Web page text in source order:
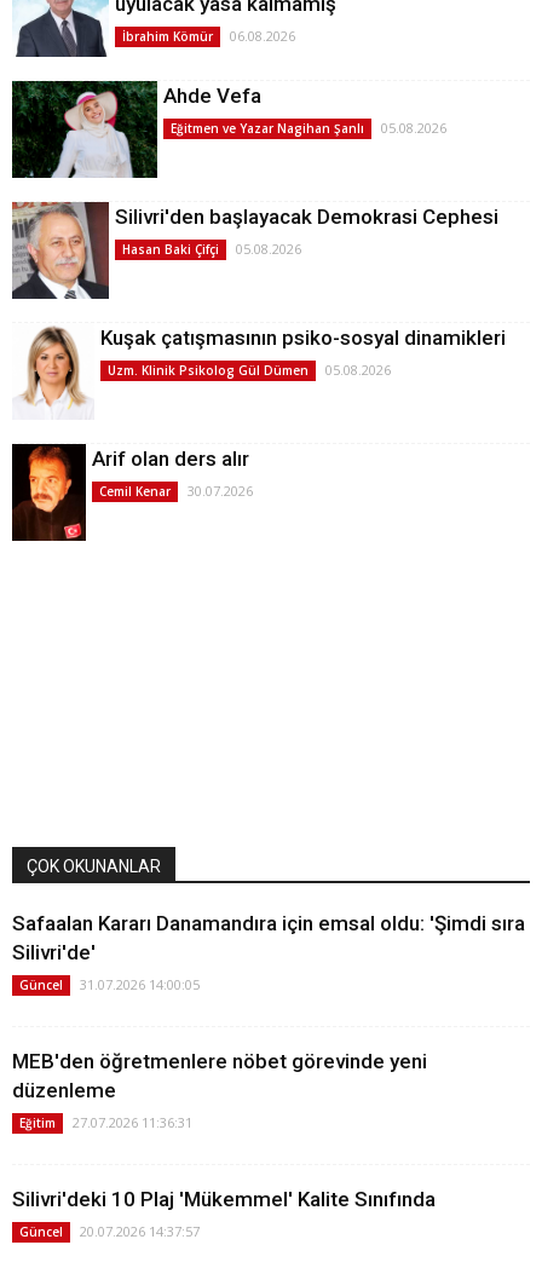
İbrahim Kömür 06.08.2026
Ahde Vefa
Eğitmen ve Yazar Nagihan Şanlı 05.08.2026
Silivri'den başlayacak Demokrasi Cephesi
Hasan Baki Çifçi 05.08.2026
Kuşak çatışmasının psiko-sosyal dinamikleri
Uzm. Klinik Psikolog Gül Dümen 05.08.2026
Arif olan ders alır
Cemil Kenar 30.07.2026
ÇOK OKUNANLAR
Safaalan Kararı Danamandıra için emsal oldu: 'Şimdi sıra
Silivri'de'
Güncel 31.07.2026 14:00:05
MEB'den öğretmenlere nöbet görevinde yeni
düzenleme
Eğitim 27.07.2026 11:36:31
Silivri'deki 10 Plaj 'Mükemmel' Kalite Sınıfında
Güncel 20.07.2026 14:37:57